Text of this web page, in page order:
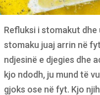
Refluksi i stomakut
stomaku juaj arrin në
ndjesinë e djegies dhe
kjo ndodh, ju mund të
gjoks ose në fyt. Kjo